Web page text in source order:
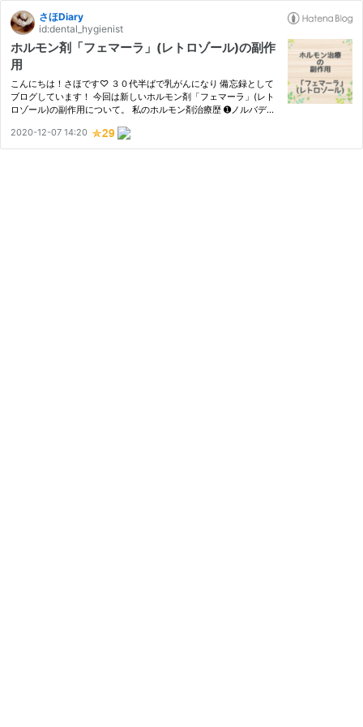
さほDiary
id:dental_hygienist
ホルモン剤「フェマーラ」(レトロゾール)の副作
用
こんにちは！さほです♡ ３０代半ばで乳がんになり 備忘録として
ブログしています！ 今回は新しいホルモン剤「フェマーラ」(レト
ロゾール)の副作用について。 私のホルモン剤治療歴 ➊ノルバデッ
(レトロゾール)の副作用 頭痛 口内炎 眠気 ホットフラッシュ フェ…
2020-12-07 14:20